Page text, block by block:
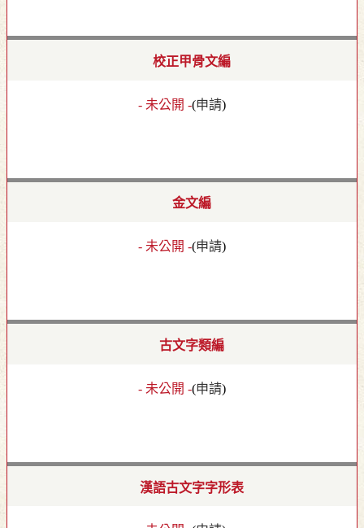
校正甲骨文編
- 未公開 -(申請)
金文編
- 未公開 -(申請)
古文字類編
- 未公開 -(申請)
漢語古文字字形表